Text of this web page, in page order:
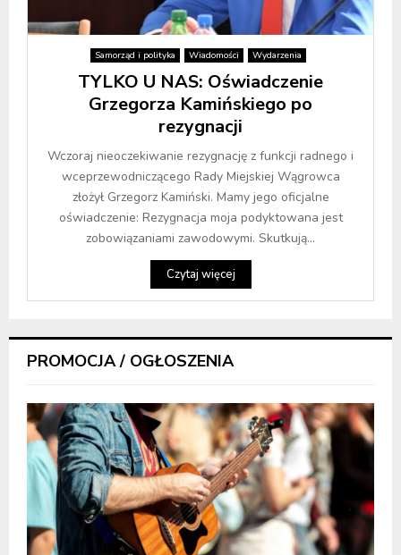
Samorząd i polityka Wiadomości Wydarzenia
TYLKO U NAS: Oświadczenie
Grzegorza Kamińskiego po
rezygnacji
Wczoraj nieoczekiwanie rezygnację z funkcji radnego i
wceprzewodniczącego Rady Miejskiej Wągrowca
złożył Grzegorz Kamiński. Mamy jego oficjalne
oświadczenie: Rezygnacja moja podyktowana jest
zobowiązaniami zawodowymi. Skutkują...
Czytaj więcej
PROMOCJA / OGŁOSZENIA